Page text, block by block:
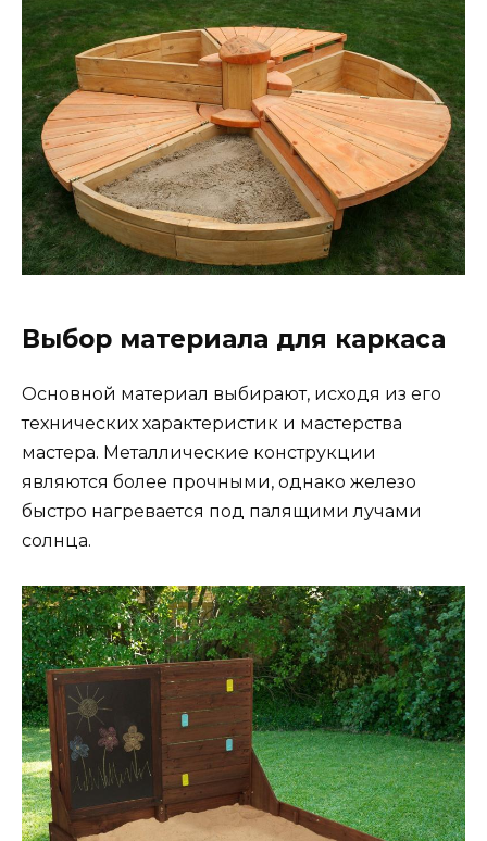
Выбор материала для каркаса
Основной материал выбирают, исходя из его
технических характеристик и мастерства
мастера. Металлические конструкции
являются более прочными, однако железо
быстро нагревается под палящими лучами
солнца.